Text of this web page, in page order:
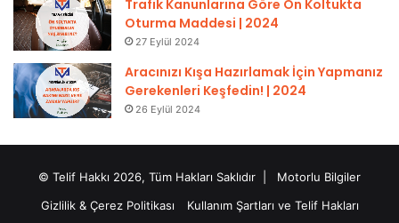
Trafik Kanunlarına Göre Ön Koltukta
Oturma Maddesi | 2024
27 Eylül 2024
Aracınızı Kışa Hazırlamak İçin Yapmanız
Gerekenleri Keşfedin! | 2024
26 Eylül 2024
© Telif Hakkı 2026, Tüm Hakları Saklıdır | Motorlu Bilgiler
Gizlilik & Çerez Politikası
Kullanım Şartları ve Telif Hakları